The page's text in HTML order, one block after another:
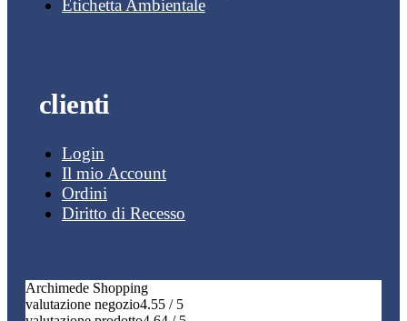
Etichetta Ambientale
clienti
Login
Il mio Account
Ordini
Diritto di Recesso
Archimede Shopping
valutazione negozio4.55 / 5